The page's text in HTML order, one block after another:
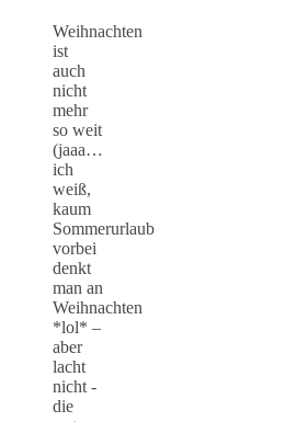
Weihnachten
ist
auch
nicht
mehr
so weit
(jaaa…
ich
weiß,
kaum
Sommerurlaub
vorbei
denkt
man an
Weihnachten
*lol* –
aber
lacht
nicht -
die